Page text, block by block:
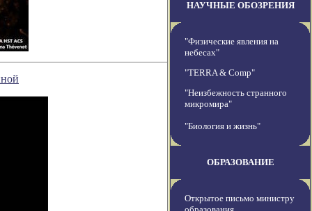
НАУЧНЫЕ ОБОЗРЕНИЯ
"Физические явления на
небесах"
"TERRA & Comp"
"Неизбежность странного
микромира"
"Биология и жизнь"
ОБРАЗОВАНИЕ
Открытое письмо министру